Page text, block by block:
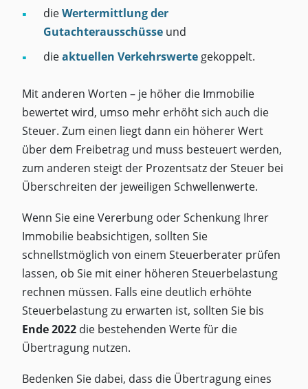
dieWertermittlung der
Gutachterausschüsse und
dieaktuellen Verkehrswerte gekoppelt.
Mit anderen Worten – je höher die Immobilie
bewertet wird, umso mehr erhöht sich auch die
Steuer. Zum einen liegt dann ein höherer Wert
über dem Freibetrag und muss besteuert werden,
zum anderen steigt der Prozentsatz der Steuer bei
Überschreiten der jeweiligen Schwellenwerte.
Wenn Sie eine Vererbung oder Schenkung Ihrer
Immobilie beabsichtigen, sollten Sie
schnellstmöglich von einem Steuerberater prüfen
lassen, ob Sie mit einer höheren Steuerbelastung
rechnen müssen. Falls eine deutlich erhöhte
Steuerbelastung zu erwarten ist, sollten Sie bis
Ende 2022die bestehenden Werte für die
Übertragung nutzen.
Bedenken Sie dabei, dass die Übertragung eines